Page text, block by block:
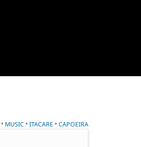
• MUSIC •ITACARE •CAPOEIRA